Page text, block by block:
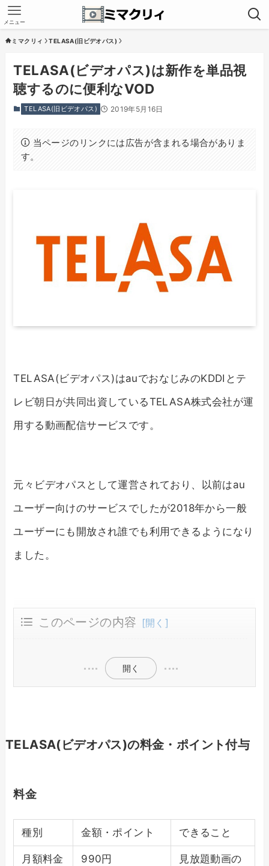
メニュー
ミマクリィ TELASA(旧ビデオパス)
TELASA(ビデオパス)は新作を単品視
聴するのに便利なVOD
TELASA(旧ビデオパス) 2019年5月16日
当ページのリンクには広告が含まれる場合がありま
す。
TELASA(ビデオパス)はauでおなじみのKDDIとテ
レビ朝日が共同出資しているTELASA株式会社が運
用する動画配信サービスです。
元々ビデオパスとして運営されており、以前はau
ユーザー向けのサービスでしたが2018年から一般
ユーザーにも開放され誰でも利用できるようになり
ました。
このページの内容
開く
TELASA(ビデオパス)の料金・ポイント付与
料金
種別 金額・ポイント できること
月額料金 990円
見放題動画の